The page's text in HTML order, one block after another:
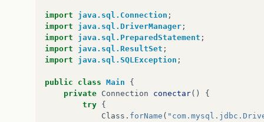
import java.sql.Connection ;
import
java.sql.DriverManager ;
import
java.sql.PreparedStatement ;
import
java.sql.ResultSet ;
import
java.sql.SQLException ;
public class Main
{
private Connection conectar()
{
try {
Class . forName (